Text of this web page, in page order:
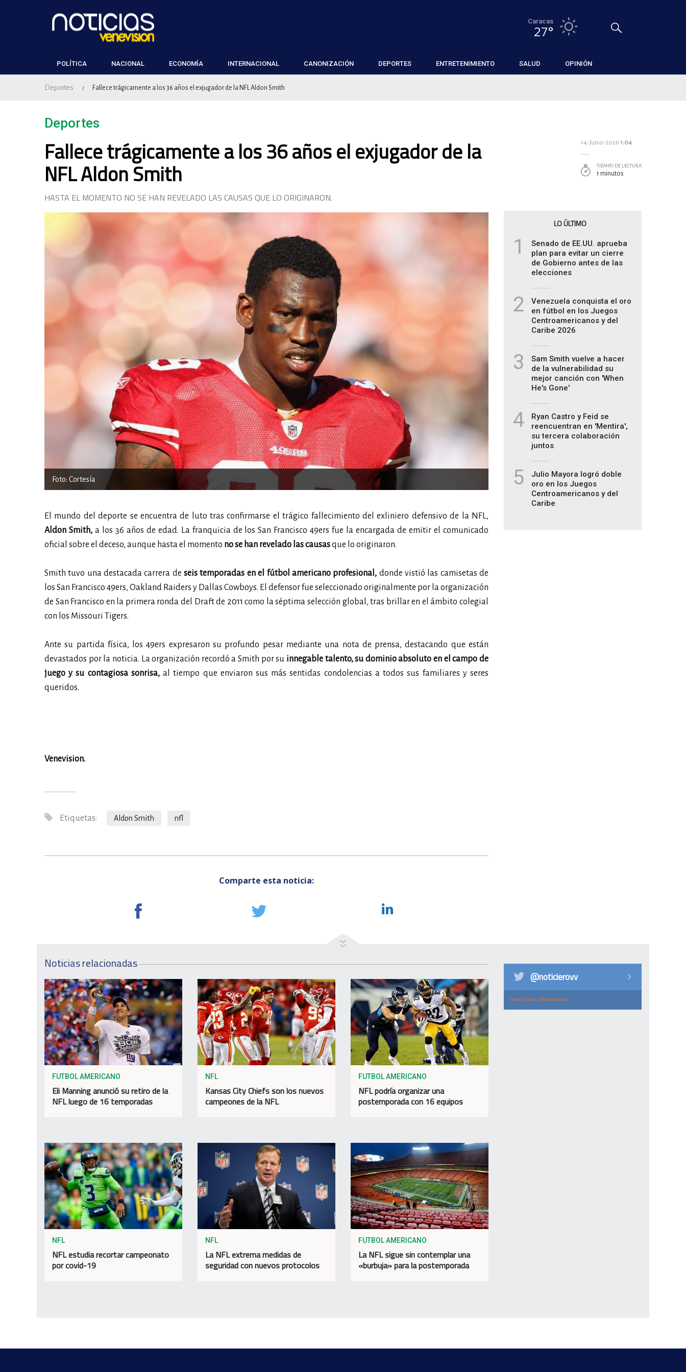
Caracas
27°
POLÍTICA NACIONAL ECONOMÍA INTERNACIONAL CANONIZACIÓN DEPORTES ENTRETENIMIENTO SALUD OPINIÓN
Deportes / Fallece trágicamente a los 36 años el exjugador de la NFL Aldon Smith
Deportes
Fallece trágicamente a los 36 años el exjugador de la
NFL Aldon Smith
HASTA EL MOMENTO NO SE HAN REVELADO LAS CAUSAS QUE LO ORIGINARON.
Foto: Cortesía
El mundo del deporte se encuentra de luto tras confirmarse el trágico fallecimiento del exliniero defensivo de la NFL,
Aldon Smith,a los 36 años de edad. La franquicia de los San Francisco 49ers fue la encargada de emitir el comunicado
oficial sobre el deceso, aunque hasta el momento no se han revelado las causasque lo originaron.
Smith tuvo una destacada carrera deseis temporadas en el fútbol americano profesional, donde vistió las camisetas de
los San Francisco 49ers, Oakland Raiders y Dallas Cowboys. El defensor fue seleccionado originalmente por la organización
de San Francisco en la primera ronda del Draft de 2011 como la séptima selección global, tras brillar en el ámbito colegial
con los Missouri Tigers.
Ante su partida física, los 49ers expresaron su profundo pesar mediante una nota de prensa, destacando que están
devastados por la noticia. La organización recordó a Smith por su innegable talento, su dominio absoluto en el campo de
juego y su contagiosa sonrisa,al tiempo que enviaron sus más sentidas condolencias a todos sus familiares y seres
queridos.
Venevision.
Etiquetas: Aldon Smith nfl
Comparte esta noticia:
14-Junio-2026 1:04
TIEMPO DE LECTURA
1 minutos
LO ÚLTIMO
1
Senado de EE.UU. aprueba
plan para evitar un cierre
de Gobierno antes de las
elecciones
2
Venezuela conquista el oro
en fútbol en los Juegos
Centroamericanos y del
Caribe 2026
3
Sam Smith vuelve a hacer
de la vulnerabilidad su
mejor canción con 'When
He's Gone'
4
Ryan Castro y Feid se
reencuentran en 'Mentira',
su tercera colaboración
juntos
5
Julio Mayora logró doble
oro en los Juegos
Centroamericanos y del
Caribe
Noticias relacionadas
FUTBOL AMERICANO
Eli Manning anunció su retiro de la
NFL luego de 16 temporadas
NFL
Kansas City Chiefs son los nuevos
campeones de la NFL
FUTBOL AMERICANO
NFL podría organizar una
postemporada con 16 equipos
NFL
NFL estudia recortar campeonato
por covid-19
NFL
La NFL extrema medidas de
seguridad con nuevos protocolos
FUTBOL AMERICANO
La NFL sigue sin contemplar una
«burbuja» para la postemporada
@noticierovv
Tweets por el @noticierovv.